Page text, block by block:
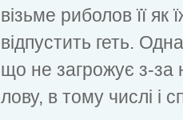
візьме риболов її як
відпустить геть.
що не загрожує з-за
лову, в тому числі і